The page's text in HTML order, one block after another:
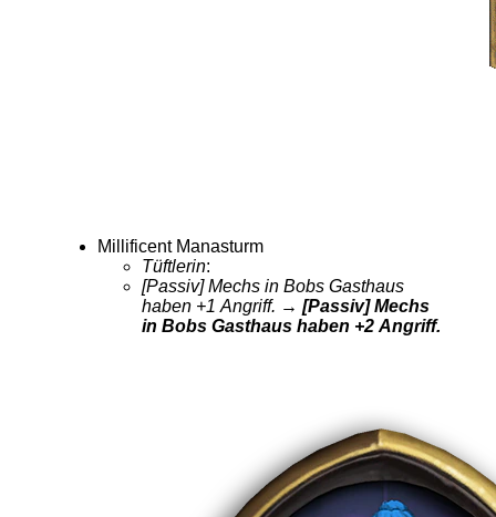
Millificent Manasturm
Tüftlerin:
[Passiv] Mechs in Bobs Gasthaus
haben +1 Angriff. → [Passiv] Mechs
in Bobs Gasthaus haben +2 Angriff.